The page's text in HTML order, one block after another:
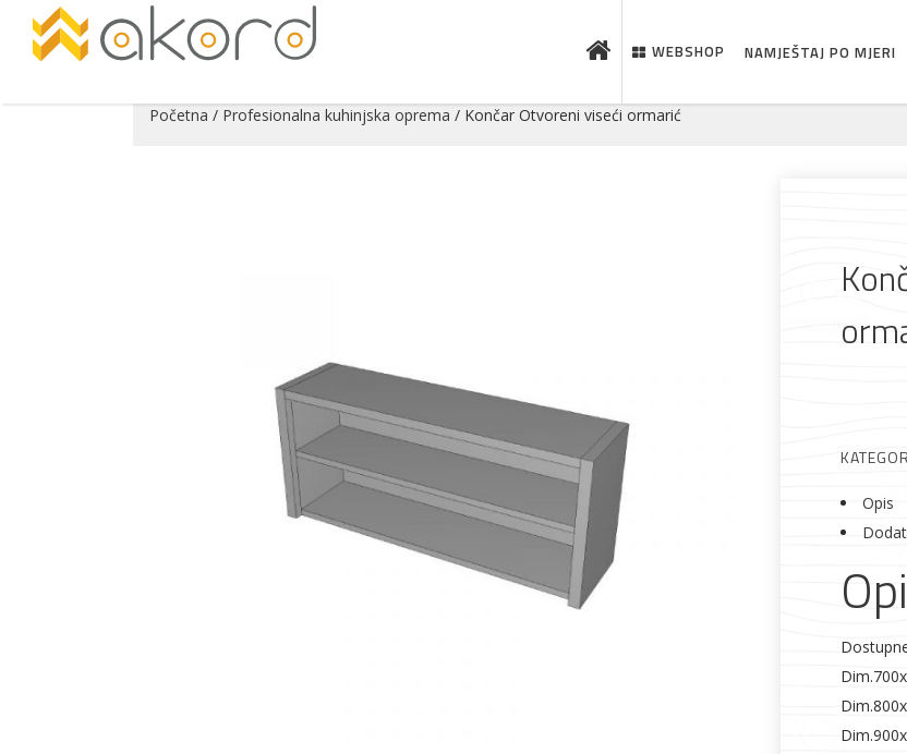
Pogledajte što je novo u ponudi
Pločasti Alati i pribor
WEBSHOP NAMJEŠTAJ PO MJERI
Početna / Profesionalna kuhinjska oprema / Končar Otvoreni viseći ormarić
Opis